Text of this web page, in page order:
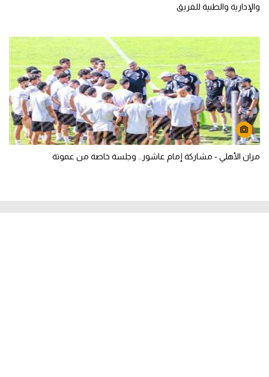
والإدارية والطبية للفريق
مران الأهلي - مشاركة إمام عاشور.. وجلسة خاصة من عموتة